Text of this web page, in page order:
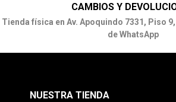
CAMBIOS Y
Tienda física en Av. Apoquindo 7331, Piso
de WhatsApp
NUESTRA TIENDA